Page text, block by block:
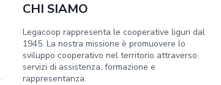
CHI SIAMO
Legacoop rappresenta le cooperative liguri dal
1945. La nostra missione è promuovere lo
sviluppo cooperativo nel territorio attraverso
servizi di assistenza, formazione e
rappresentanza.